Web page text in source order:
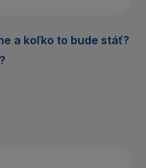
a koľko to bude stáť?